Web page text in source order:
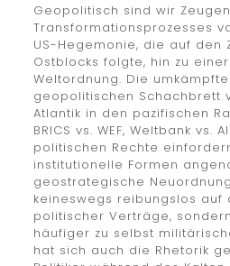
Geopolitisch sind wir
Transformationsprozesses
US-Hegemonie, die auf den
Ostblocks folgte, hin zu
Weltordnung. Die
geopolitischen Schachbrett
Atlantik in den pazifischen
BRICS vs. WEF, Weltbank vs.
politischen Rechte
institutionelle Formen
geostrategische
keineswegs reibungslos auf
politischer Verträge,
häufiger zu selbst
hat sich auch die Rhetorik